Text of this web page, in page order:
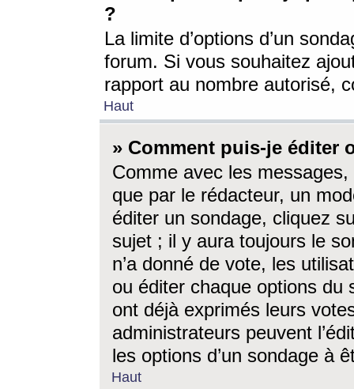
?
La limite d’options d’un
forum. Si vous souhaitez
rapport au nombre autorisé,
Haut
» Comment puis-je éditer
Comme avec les
que par le rédacteur, un
éditer un sondage, cliquez
sujet ; il y aura toujours le
n’a donné de vote, les
ou éditer chaque options du
ont déjà exprimés leurs
administrateurs peuvent
les options d’un sondage à
Haut